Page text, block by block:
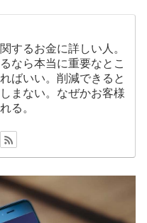
するお金に詳しい人。
なら本当に重要なとこ
ばいい。削減できると
まない。なぜかお客様
る。